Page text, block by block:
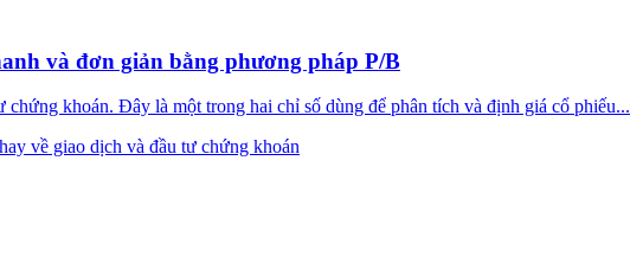
và đơn giản bằng phương pháp P/B
khoán. Đây là một trong hai chỉ số dùng để phân tích và định giá cổ phiếu...
về giao dịch và đầu tư chứng khoán